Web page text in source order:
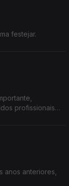
festejar.
profissionais
anos anteriores,